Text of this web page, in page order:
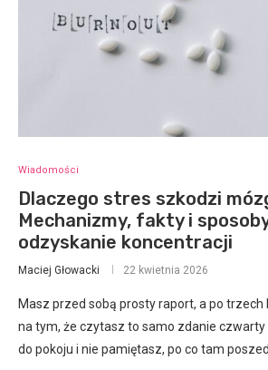
Wiadomości
Dlaczego stres szkodzi
Mechanizmy, fakty i
odzyskanie koncentracji
Maciej Głowacki 22 kwietnia 2026
Masz przed sobą prosty raport, a po trzech
na tym, że czytasz to samo zdanie
do pokoju i nie pamiętasz, po co tam